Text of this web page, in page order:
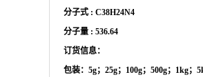
分子式 : C38H24N4
分子量 : 536.64
订货信息：
包装： 5g；25g；100g；500g；1kg；